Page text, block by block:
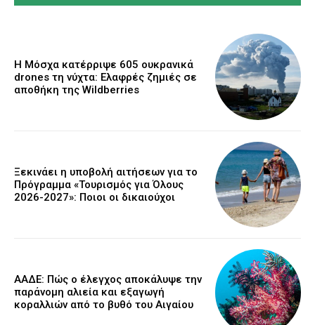
Η Μόσχα κατέρριψε 605 ουκρανικά
drones τη νύχτα: Ελαφρές ζημιές σε
αποθήκη της Wildberries
Ξεκινάει η υποβολή αιτήσεων για το
Πρόγραμμα «Τουρισμός για Όλους
2026-2027»: Ποιοι οι δικαιούχοι
ΑΑΔΕ: Πώς ο έλεγχος αποκάλυψε την
παράνομη αλιεία και εξαγωγή
κοραλλιών από το βυθό του Αιγαίου